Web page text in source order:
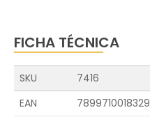
FICHA TÉCNICA
SKU
7416
EAN
7899710018329